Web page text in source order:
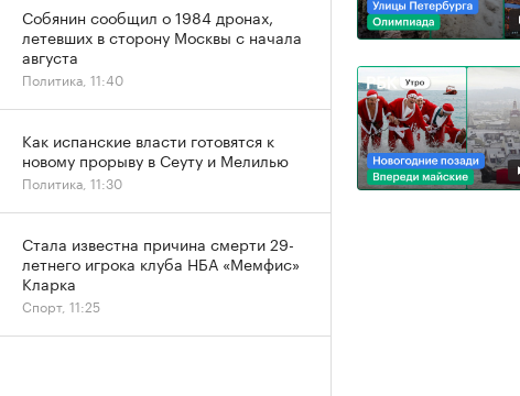
Собянин сообщил о 1984 дронах,
летевших в сторону Москвы с начала
августа
Политика, 11:40
Как испанские власти готовятся к
новому прорыву в Сеуту и Мелилью
Политика, 11:30
Стала известна причина смерти 29-
летнего игрока клуба НБА «Мемфис»
Кларка
Спорт, 11:25